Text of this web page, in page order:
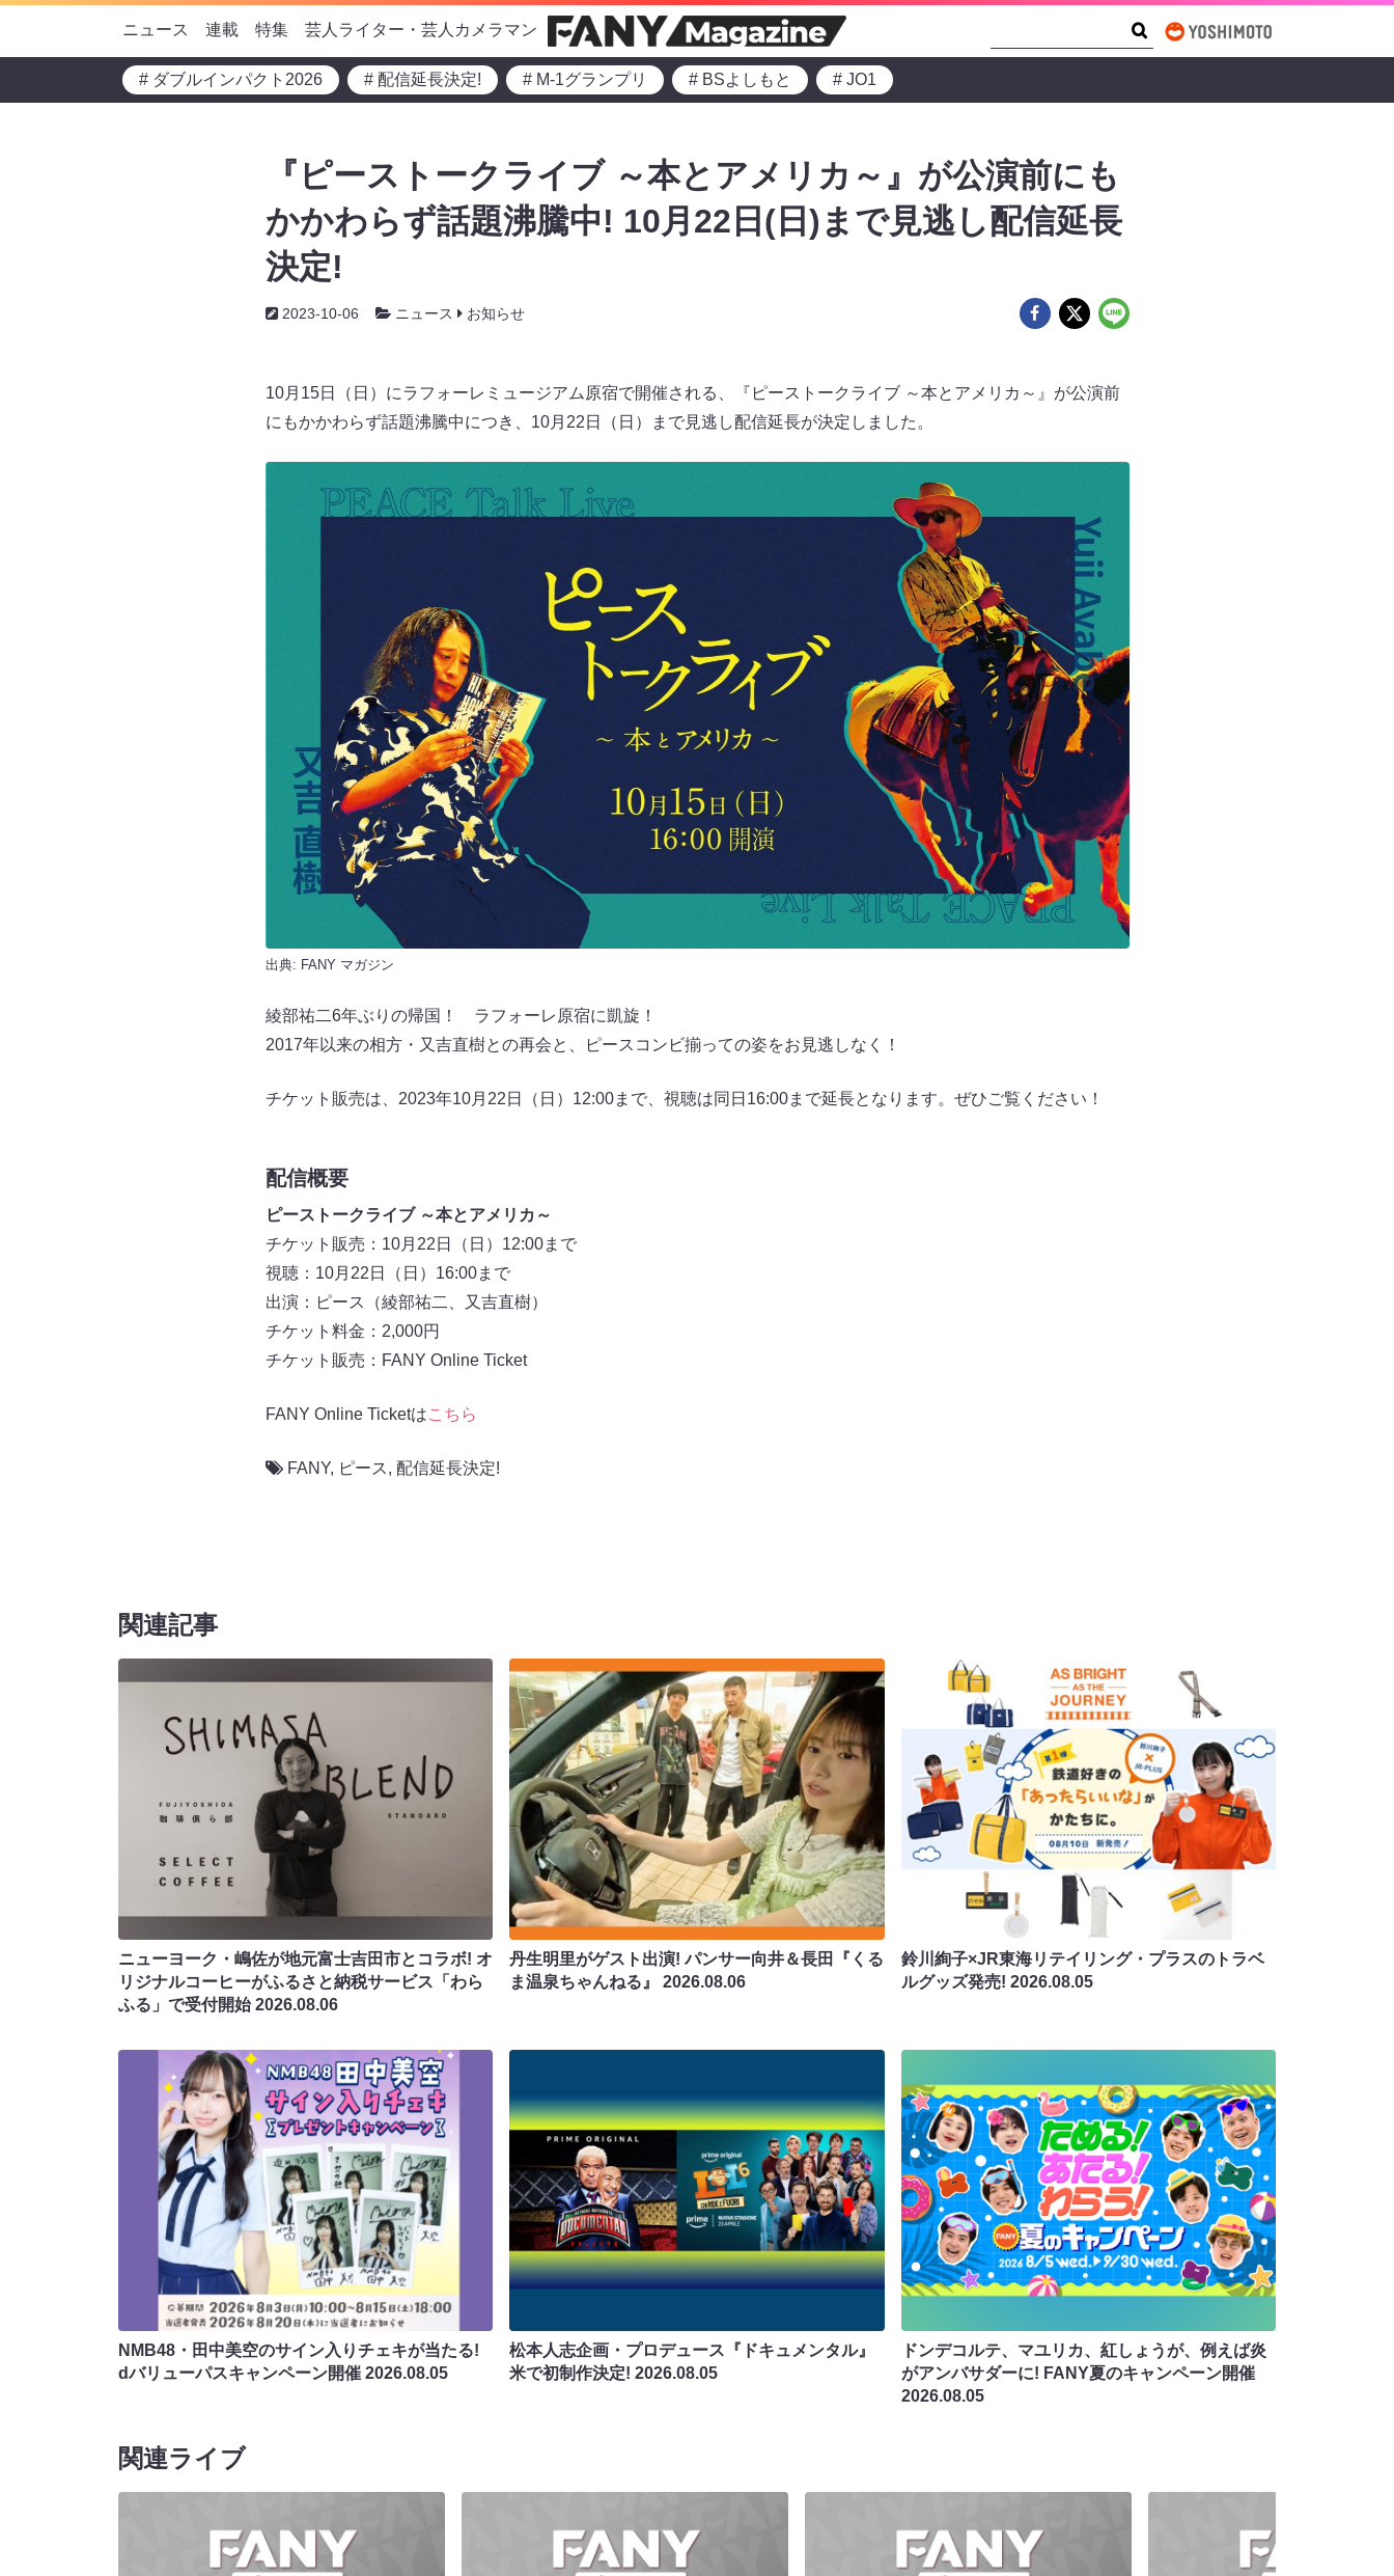
ニュース 連載 特集 芸人ライター・芸人カメラマン
# ダブルインパクト2026 # 配信延長決定! # M-1グランプリ # BSよしもと # JO1
『ピーストークライブ ～本とアメリカ～』が公演前にも
かかわらず話題沸騰中! 10月22日(日)まで見逃し配信延長
決定!
2023-10-06 ニュース お知らせ
10月15日（日）にラフォーレミュージアム原宿で開催される、『ピーストークライブ ～本とアメリカ～』が公演前
にもかかわらず話題沸騰中につき、10月22日（日）まで見逃し配信延長が決定しました。
出典: FANY マガジン
綾部祐二6年ぶりの帰国！ ラフォーレ原宿に凱旋！
2017年以来の相方・又吉直樹との再会と、ピースコンビ揃っての姿をお見逃しなく！
チケット販売は、2023年10月22日（日）12:00まで、視聴は同日16:00まで延長となります。ぜひご覧ください！
配信概要
ピーストークライブ ～本とアメリカ～
チケット販売：10月22日（日）12:00まで
視聴：10月22日（日）16:00まで
出演：ピース（綾部祐二、又吉直樹）
チケット料金：2,000円
チケット販売：FANY Online Ticket
FANY Online Ticketはこちら
FANY, ピース, 配信延長決定!
関連記事
ニューヨーク・嶋佐が地元富士吉田市とコラボ! オ
リジナルコーヒーがふるさと納税サービス「わら
ふる」で受付開始2026.08.06
丹生明里がゲスト出演! パンサー向井＆長田『くる
ま温泉ちゃんねる』2026.08.06
鈴川絢子×JR東海リテイリング・プラスのトラベ
ルグッズ発売! 2026.08.05
NMB48・田中美空のサイン入りチェキが当たる!
dバリューパスキャンペーン開催 2026.08.05
松本人志企画・プロデュース『ドキュメンタル』
米で初制作決定!2026.08.05
ドンデコルテ、マユリカ、紅しょうが、例えば炎
がアンバサダーに! FANY夏のキャンペーン開催
2026.08.05
関連ライブ